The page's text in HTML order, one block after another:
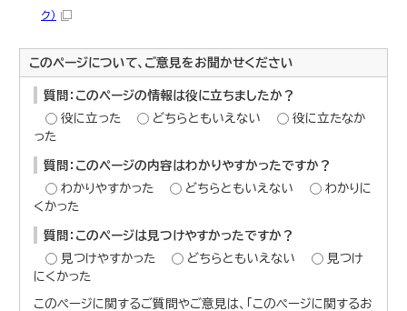
ク）
このページについて、ご意見をお聞かせください
質問：このページの情報は役に立ちましたか？
役に立った
どちらともいえない
役に立たなか
った
質問：このページの内容はわかりやすかったですか？
わかりやすかった
どちらともいえない
わかりに
くかった
質問：このページは見つけやすかったですか？
見つけやすかった
どちらともいえない
見つけ
にくかった
このページに関するご質問やご意見は、「このページに関するお